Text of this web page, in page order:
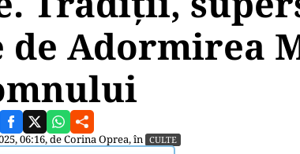
Adormirea
06:16, deCorina Oprea, în CULTE